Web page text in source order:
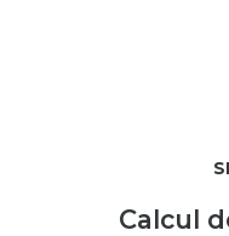
Calcul